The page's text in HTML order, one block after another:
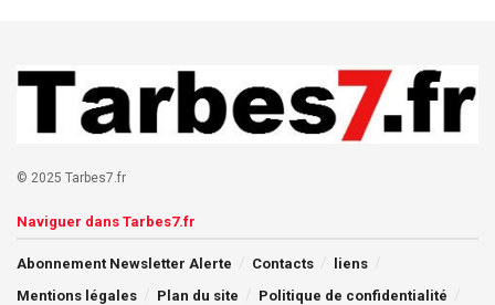
© 2025 Tarbes7.fr
Naviguer dans Tarbes7.fr
Abonnement Newsletter Alerte Contacts
liens
Mentions légales
Plan du site
Politique de confidentialité